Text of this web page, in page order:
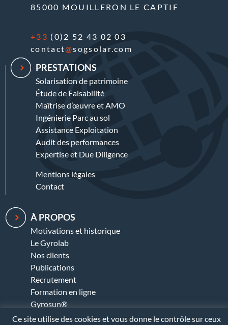
85000 MOUILLERON LE CAPTIF
+33 (0)2 52 43 02 03
contact@sogsolar.com
PRESTATIONS
Solarisation de patrimoine
Étude de Faisabilité
Maîtrise d’œuvre et AMO
Ingénierie Parc au sol
Assistance Exploitation
Audit des performances
Expertise et Due Diligence
Mentions légales
Contact
À PROPOS
Motivations et historique
Le Gyrolab
Nos clients
Publications
Recrutement
Formation en ligne
Gyrosun®
Ce site utilise des cookies et vous donne le contrôle sur ceux